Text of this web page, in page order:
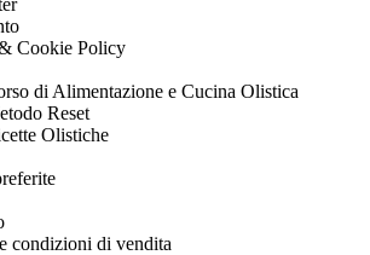
Cookie Policy
di Alimentazione e Cucina Olistica
Reset
Olistiche
condizioni di vendita